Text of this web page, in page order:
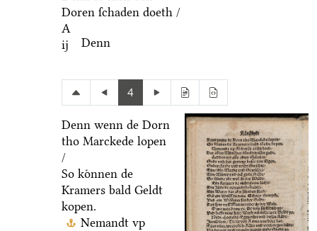
Doren ſchaden doeth /
A
ij
Denn
4
Denn wenn de Dorn
tho Marckede lopen
/
So koͤnnen de
Kramers bald Geldt
kopen.
Nemandt vp